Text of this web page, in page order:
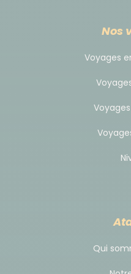
vous inscrivez tôt,
PORTUGAL (vols via
charter TRANSAVIA
vos bagages en soute
Aller le matin : Paris
Nos
Voyages
Qui